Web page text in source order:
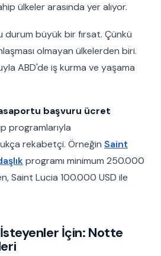
ülkeler arasında yer alıyor.
durum büyük bir fırsat. Çünkü
olmayan ülkelerden biri.
ABD'de iş kurma ve yaşama
başvuru ücret
programlarıyla
rekabetçi. Örneğin Saint
programı minimum 250.000
Saint Lucia 100.000 USD ile
İsteyenler İçin: Notte